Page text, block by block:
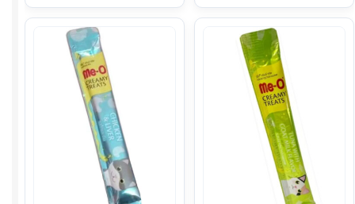
крем-
ПЕЧЕНЬ,
КОЗЬЕ
МОЛОКО)
поштучно
15г
крем-
лак.
(ТУНЕЦ
КАЦУО)
поштучно
15г